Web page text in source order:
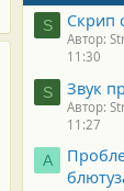
S Скрип
Автор:
11:30
S Звук
Автор:
11:27
А